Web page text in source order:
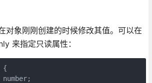
对象刚刚创建的时候修改其值。可以在
来指定只读属性：
{
number;